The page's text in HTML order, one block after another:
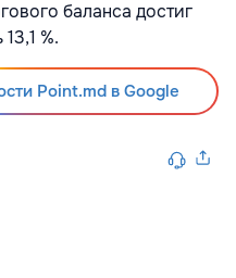
баланса достиг
%.
Point.md в Google